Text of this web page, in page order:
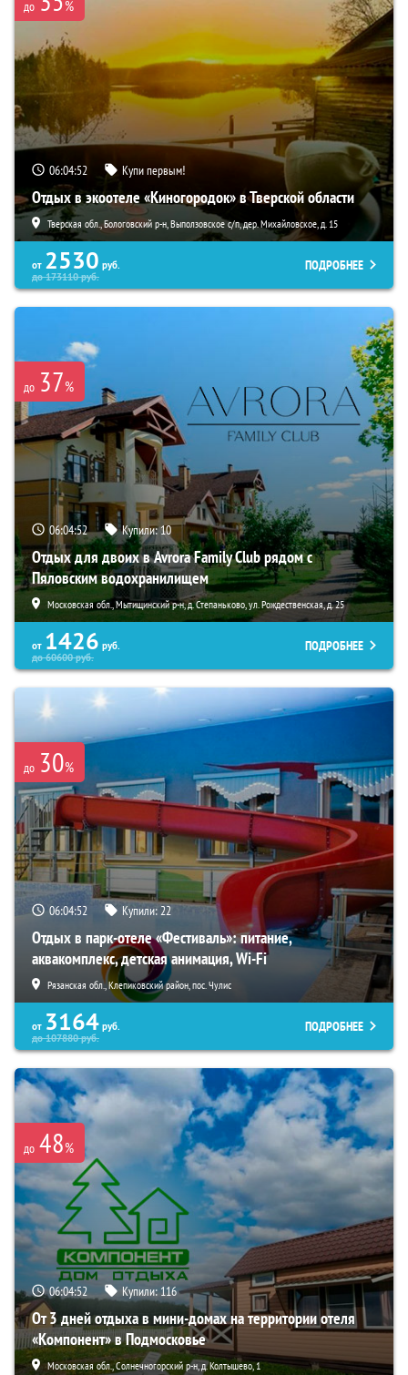
до %
06:04:50 Купи первым!
Отдых в экоотеле «Киногородок» в Тверской области
Тверская обл., Бологовский р-н, Выползовское с/п, дер. Михайловское, д. 15
от 2530 руб.
до173110руб.
ПОДРОБНЕЕ
до 37%
06:04:50 Купили:10
Отдых для двоих в Avrora Family Club рядом с
Пяловским водохранилищем
Московская обл., Мытищинский р-н, д. Степаньково, ул. Рождественская, д. 25
от 1426 руб.
до60600руб.
ПОДРОБНЕЕ
до 30%
06:04:50 Купили:22
Отдых в парк-отеле «Фестиваль»: питание,
аквакомплекс, детская анимация, Wi-Fi
Рязанская обл., Клепиковский район, пос. Чулис
от 3164 руб.
до107880руб.
ПОДРОБНЕЕ
до 48%
06:04:50 Купили: 116
От 3 дней отдыха в мини-домах на территории отеля
«Компонент» в Подмосковье
Московская обл., Солнечногорский р-н, д. Колтышево, 1